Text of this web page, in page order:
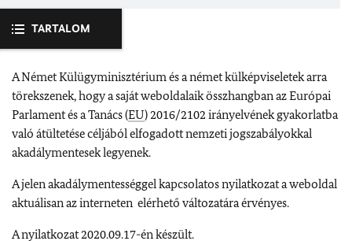
TARTALOM
A Német Külügyminisztérium és a német külképviseletek arra
törekszenek, hogy a saját weboldalaik összhangban az Európai
Parlament és a Tanács (EU) 2016/2102 irányelvének gyakorlatba
való átültetése céljából elfogadott nemzeti jogszabályokkal
akadálymentesek legyenek.
A jelen akadálymentességgel kapcsolatos nyilatkozat a weboldal
aktuálisan az interneten elérhető változatára érvényes.
A nyilatkozat 2020.09.17-én készült.